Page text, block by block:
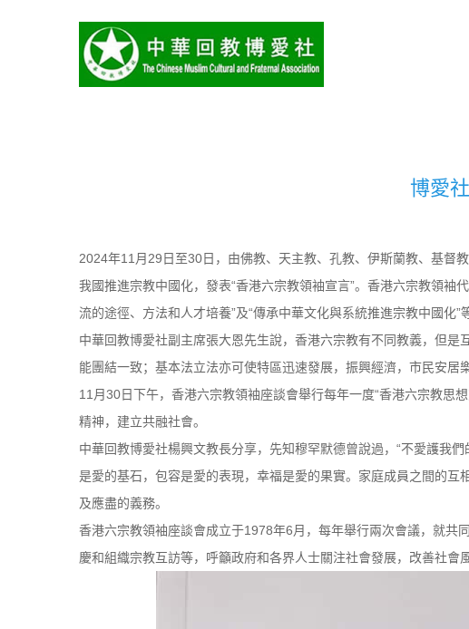
博愛
2024年11月29日至30日，由佛教、天主教、孔教、伊斯蘭教、基督
我國推進宗教中國化，發表“香港六宗教領袖宣言”。香港六宗教領袖
流的途徑、方法和人才培養”及“傳承中華文化與系統推進宗教中國化”
中華回教博愛社副主席張大恩先生說，香港六宗教有不同教義，但
能團結一致；基本法立法亦可使特區迅速發展，振興經濟，市民安居樂
11月30日下午，香港六宗教領袖座談會舉行每年一度“香港六宗教思
精神，建立共融社會。
中華回教博愛社楊興文教長分享，先知穆罕默德曾說過，“不愛護我
是愛的基石，包容是愛的表現，幸福是愛的果實。家庭成員之間的
及應盡的義務。
香港六宗教領袖座談會成立于1978年6月，每年舉行兩次會議，就共
慶和組織宗教互訪等，呼籲政府和各界人士關注社會發展，改善社會